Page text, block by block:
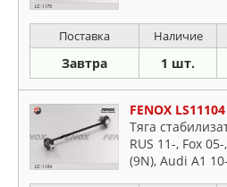
Поставка Наличие
Завтра 1 шт.
FENOX LS11104
Тяга
RUS 11-, Fox
(9N), Audi A1